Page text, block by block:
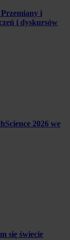
Przemiany i
i dyskursów
2026 we
się świecie